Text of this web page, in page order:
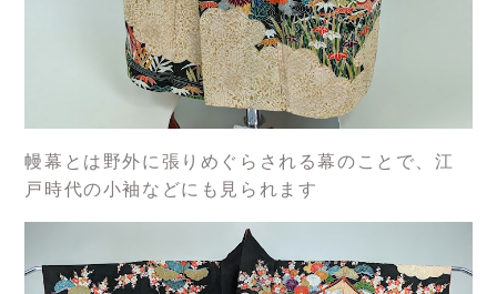
幔幕とは野外に張りめぐらされる幕のことで、江
戸時代の小袖などにも見られます